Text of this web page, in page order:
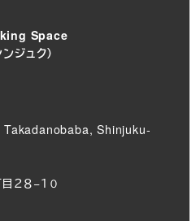
Space
ジュク）
Shinjuku-
２８−１０